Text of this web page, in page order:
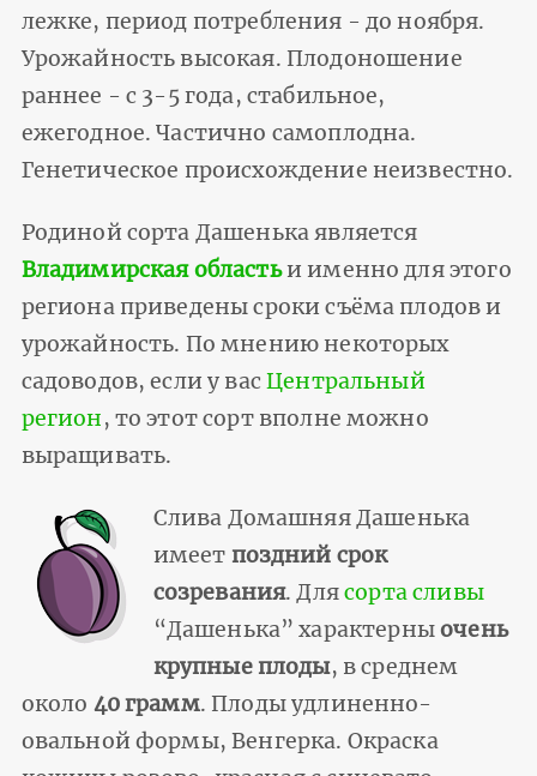
лежке, период потребления - до ноября.
Урожайность высокая. Плодоношение
раннее - с 3-5 года, стабильное,
ежегодное. Частично самоплодна.
Генетическое происхождение неизвестно.
Родиной сорта Дашенька является
Владимирская областьи именно для этого
региона приведены сроки съёма плодов и
урожайность. По мнению некоторых
садоводов, если у васЦентральный
регион, то этот сорт вполне можно
выращивать.
Слива Домашняя Дашенька
имеет поздний срок
созревания. Длясорта сливы
“Дашенька” характерныочень
крупные плоды, в среднем
около 40 грамм. Плоды удлиненно-
овальной формы, Венгерка. Окраска